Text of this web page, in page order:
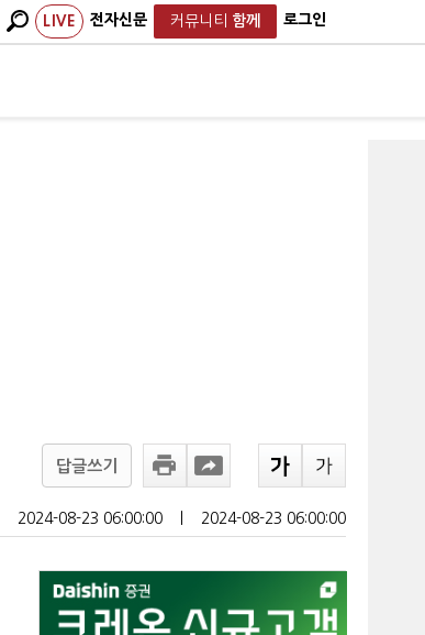
LIVE 전자신문 커뮤니티 함께 로그인
답글쓰기
2024-08-23 06:00:00 2024-08-23 06:00:00